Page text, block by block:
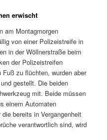
erwischt
am Montagmorgen
von einer Polizeistreife in
in der Wöllnerstraße beim
der Polizeistreifen
zu flüchten, wurden aber
gestellt. Die beiden
mit. Beide müssen
einem Automaten
bereits in Vergangenheit
verantwortlich sind, wird